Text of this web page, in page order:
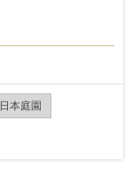
日本庭園